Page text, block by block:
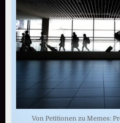
Von Petitionen zu Memes: